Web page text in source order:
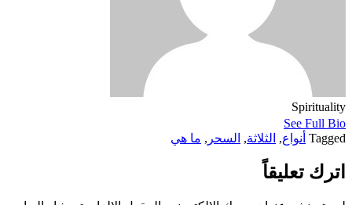
Spirituality
See Full Bio
Tagged أنواع, الثلاثة, السحر , ما هي
اترك تعليقاً